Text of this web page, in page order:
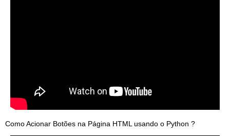
Como Acionar Botões na Página HTML usando o Python ?